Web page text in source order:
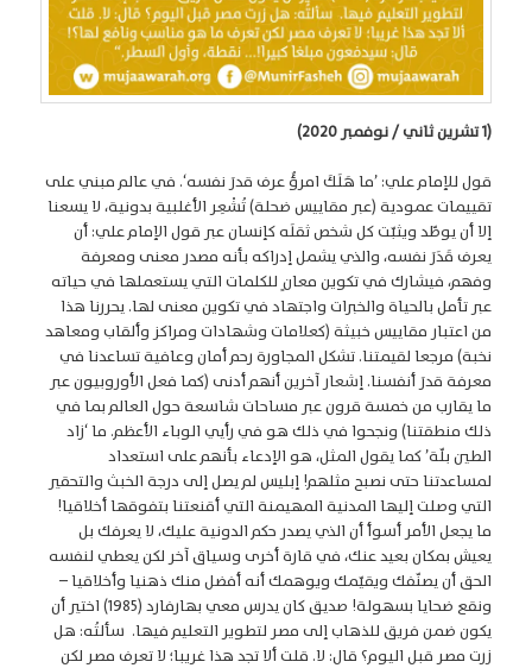
(1 تشرين ثاني / نوفمبر 2020)
قول للإمام علي: ’ما هَلَكَ امرؤٌ عرف قدرَ نفسه‘. في عالم مبني على
تقييمات عمودية (عبر مقاييس ضحلة) تُشْعِر الأغلبية بدونية، لا يسعنا
إلا أن يوطّد ويثبّت كل شخص ثقلَه كإنسان عبر قول الإمام علي: أن
يعرف قَدَرَ نفسه، والذي يشمل إدراكه بأنه مصدر معنى ومعرفة
وفهم، فيشارك في تكوين معانٍ للكلمات التي يستعملها في حياته
عبر تأمل بالحياة والخبرات واجتهاد في تكوين معنى لها. يحررنا هذا
من اعتبار مقاييس خبيثة (كعلامات وشهادات ومراكز وألقاب ومعاهد
نخبة) مرجعا لقيمتنا. تشكل المجاورة رحم أمان وعافية تساعدنا في
معرفة قدرَ أنفسنا. إشعار آخرين أنهم أدنى (كما فعل الأوروبيون عبر
ما يقارب من خمسة قرون عبر مساحات شاسعة حول العالم بما في
ذلك منطقتنا) ونجحوا في ذلك هو في رأيي الوباء الأعظم. ما ‘زاد
الطين بلّة’ كما يقول المثل، هو الإدعاء بأنهم على استعداد
لمساعدتنا حتى نصبح مثلهم! إبليس لم يصل إلى درجة الخبث والتحقير
التي وصلت إليها المدنية المهيمنة التي أقنعتنا بتفوقها أخلاقيا!
ما يجعل الأمر أسوأ أن الذي يصدر حكم الدونية عليك، لا يعرفك بل
يعيش بمكان بعيد عنك، في قارة أخرى وسياق آخر لكن يعطي لنفسه
الحق أن يصنّفك ويقيّمك ويوهمك أنه أفضل منك ذهنيا وأخلاقيا –
ونقع ضحايا بسهولة! صديق كان يدرس معي بهارفارد (1985) اختير أن
يكون ضمن فريق للذهاب إلى مصر لتطوير التعليم فيها. سألتُه: هل
زرت مصر قبل اليوم؟ قال: لا. قلت ألا تجد هذا غريبا؛ لا تعرف مصر لكن